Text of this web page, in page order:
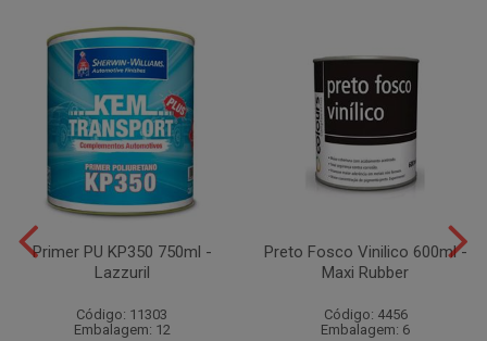
Primer PU KP350 750ml -
Lazzuril
Código: 11303
Embalagem: 12
Preto Fosco Vinilico 600ml -
Maxi Rubber
Código: 4456
Embalagem: 6